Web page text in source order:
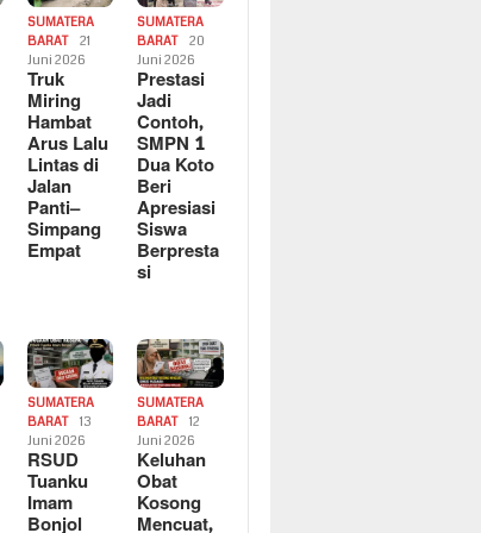
SUMATERA
BARAT
21
Juni 2026
Truk
Miring
Hambat
Arus Lalu
Lintas di
Jalan
Panti–
Simpang
Empat
SUMATERA
BARAT
20
Juni 2026
Prestasi
Jadi
Contoh,
SMPN 1
Dua Koto
Beri
Apresiasi
Siswa
Berpresta
si
SUMATERA
BARAT
13
Juni 2026
RSUD
Tuanku
Imam
Bonjol
SUMATERA
BARAT
12
Juni 2026
Keluhan
Obat
Kosong
Mencuat,